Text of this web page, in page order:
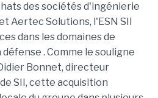
des sociétés d'ingénierie
Aertec Solutions, l'ESN SII
dans les domaines de
. Comme le souligne
Bonnet, directeur
SII, cette acquisition